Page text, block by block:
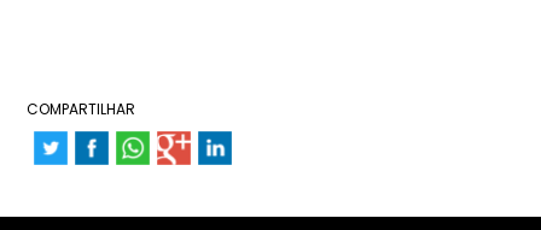
COMPARTILHAR